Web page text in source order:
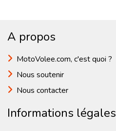
A propos
MotoVolee.com, c'est quoi ?
Nous soutenir
Nous contacter
Informations légales